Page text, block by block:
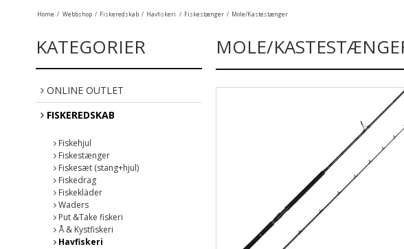
Home / Webbshop / Fiskeredskab / Havfiskeri / Fiskestænger / Mole/Kastestænger
KATEGORIER
ONLINE OUTLET
FISKEREDSKAB
Fiskehjul
Fiskestænger
Fiskesæt (stang+hjul)
Fiskedrag
Fiskekläder
Waders
Put &Take fiskeri
Å & Kystfiskeri
Havfiskeri
MOLE/